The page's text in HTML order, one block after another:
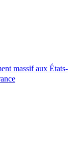
massif aux États-